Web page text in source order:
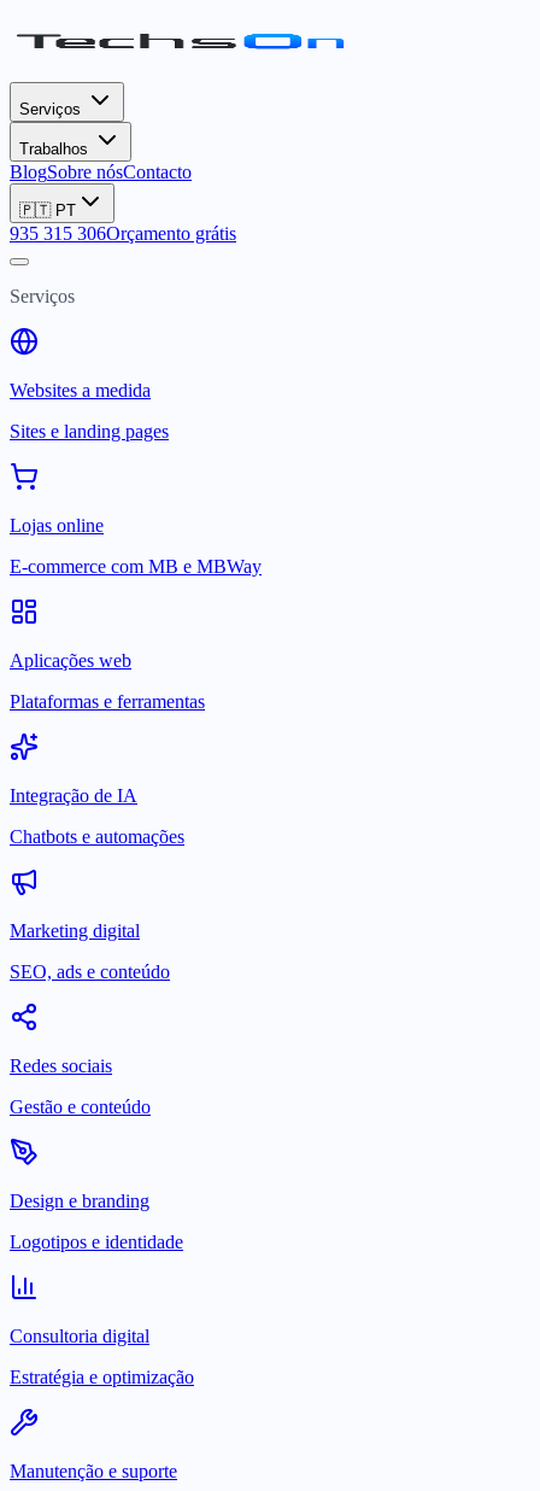
Serviços
Trabalhos
BlogSobre nósContacto
🇵🇹 PT
935 315 306Orçamento grátis
Serviços
Websites a medida
Sites e landing pages
Lojas online
E-commerce com MB e MBWay
Aplicações web
Plataformas e ferramentas
Integração de IA
Chatbots e automações
Marketing digital
SEO, ads e conteúdo
Redes sociais
Gestão e conteúdo
Design e branding
Logotipos e identidade
Consultoria digital
Estratégia e optimização
Manutenção e suporte